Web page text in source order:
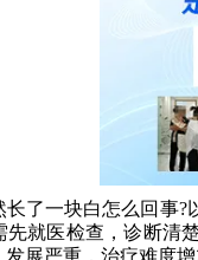
一块白怎么回事?
先就医检查，诊断清